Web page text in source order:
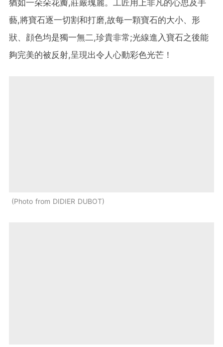
猶如一朵朵花瓣,莊嚴瑰麗。工匠用上非凡的心思及手
藝,將寶石逐一切割和打磨,故每一顆寶石的大小、形
狀、顔色均是獨一無二,珍貴非常;光線進入寶石之後能
夠完美的被反射,呈現出令人心動彩色光芒！
Photo from DIDIER DUBOT